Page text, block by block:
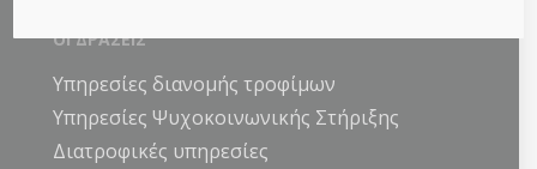
ΟΙ ΔΡΑΣΕΙΣ
Υπηρεσίες διανομής τροφίμων
Υπηρεσίες Ψυχοκοινωνικής Στήριξης
Διατροφικές υπηρεσίες